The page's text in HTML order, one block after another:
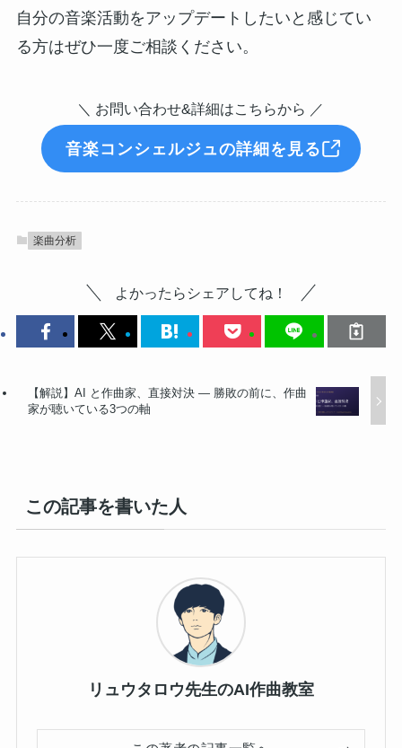
自分の音楽活動をアップデートしたいと感じてい
る方はぜひ一度ご相談ください。
＼ お問い合わせ&詳細はこちらから ／
音楽コンシェルジュの詳細を見る
楽曲分析
よかったらシェアしてね！
【解説】AI と作曲家、直接対決 ― 勝敗の前に、作曲
家が聴いている3つの軸
この記事を書いた人
リュウタロウ先生のAI作曲教室